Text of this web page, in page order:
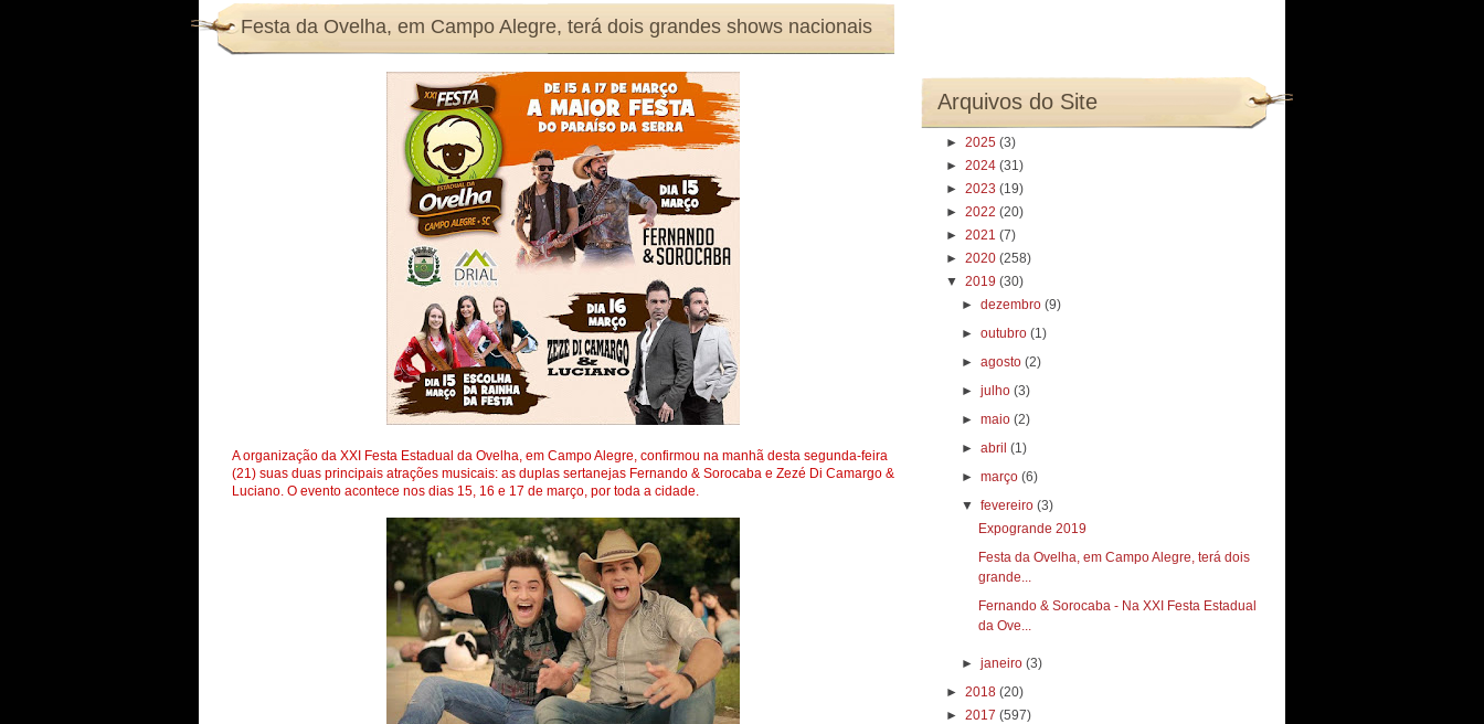
Festa da Ovelha, em Campo Alegre, terá dois grandes shows nacionais
A organização da XXI Festa Estadual da Ovelha, em Campo Alegre, confirmou na manhã desta segunda-feira
(21) suas duas principais atrações musicais: as duplas sertanejas Fernando & Sorocaba e Zezé Di Camargo &
Luciano. O evento acontece nos dias 15, 16 e 17 de março, por toda a cidade.
Arquivos do Site
► 2025 (3)
► 2024 (31)
► 2023 (19)
► 2022 (20)
► 2021 (7)
► 2020 (258)
▼ 2019 (30)
►dezembro(9)
►outubro(1)
►agosto(2)
►julho(3)
►maio(2)
►abril(1)
►março(6)
▼fevereiro(3)
Expogrande 2019
Festa da Ovelha, em Campo Alegre, terá dois
grande...
Fernando & Sorocaba - Na XXI Festa Estadual
da Ove...
►janeiro(3)
► 2018 (20)
► 2017 (597)